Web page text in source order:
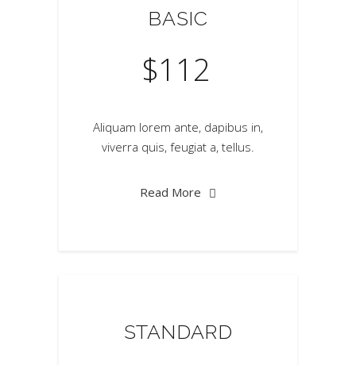
BASIC
$112
Aliquam lorem ante, dapibus in,
viverra quis, feugiat a, tellus.
Read More
STANDARD